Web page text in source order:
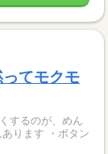
ってモクモ
するのが、めん
ります ・ボタン